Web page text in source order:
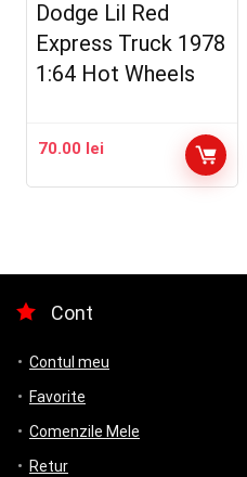
Dodge Lil Red
Express Truck 1978
1:64 Hot Wheels
70.00 lei
Cont
Contul meu
Favorite
Comenzile Mele
Retur